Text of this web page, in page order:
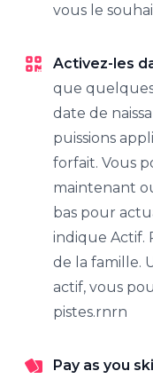
vous le
Activez-les
que
date de
puissions
forfait. Vous
maintenant
bas pour
indique Actif.
de la famille.
actif, vous
pistes.rnrn
Pay as you